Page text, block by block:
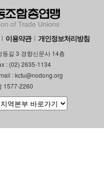
이용약관 개인정보처리방침
길 3 경향신문사 14층
: (02) 2635-1134
: kctu@nodong.org
1577-2260